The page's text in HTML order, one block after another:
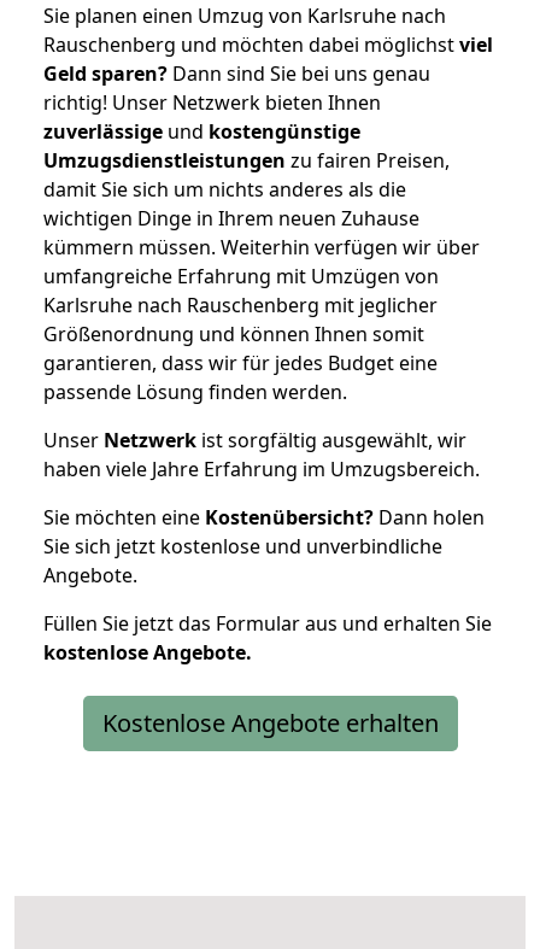
Sie planen einen Umzug von Karlsruhe nach
Rauschenberg und möchten dabei möglichstviel
Geld sparen? Dann sind Sie bei uns genau
richtig! Unser Netzwerk bieten Ihnen
zuverlässige und kostengünstige
Umzugsdienstleistungen zu fairen Preisen,
damit Sie sich um nichts anderes als die
wichtigen Dinge in Ihrem neuen Zuhause
kümmern müssen. Weiterhin verfügen wir über
umfangreiche Erfahrung mit Umzügen von
Karlsruhe nach Rauschenberg mit jeglicher
Größenordnung und können Ihnen somit
garantieren, dass wir für jedes Budget eine
passende Lösung finden werden.
Unser Netzwerk ist sorgfältig ausgewählt, wir
haben viele Jahre Erfahrung im Umzugsbereich.
Sie möchten eine Kostenübersicht? Dann holen
Sie sich jetzt kostenlose und unverbindliche
Angebote.
Füllen Sie jetzt das Formular aus und erhalten Sie
kostenloseAngebote.
Kostenlose Angebote erhalten